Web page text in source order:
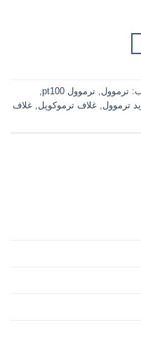
ترموول, ترموول pt100
,
ترموول, غلاف ترموکوپل, غلاف